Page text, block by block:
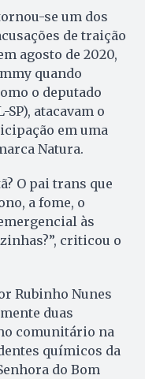
se um dos
de traição
agosto de 2020,
quando
o deputado
atacavam o
em uma
Natura.
O pai trans que
a fome, o
às
criticou o
Rubinho Nunes
duas
comunitário na
químicos da
do Bom